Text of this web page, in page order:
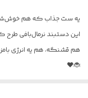
یه ست جذاب که هم
این دستبند نرمال‌بافی
هم قشنگه، هم یه انرژی
🐞❤️